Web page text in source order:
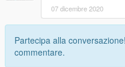
07 dicembre 2020
Partecipa alla conversazione!
commentare.